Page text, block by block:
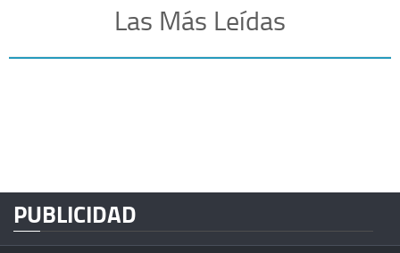
Las Más Leídas
PUBLICIDAD